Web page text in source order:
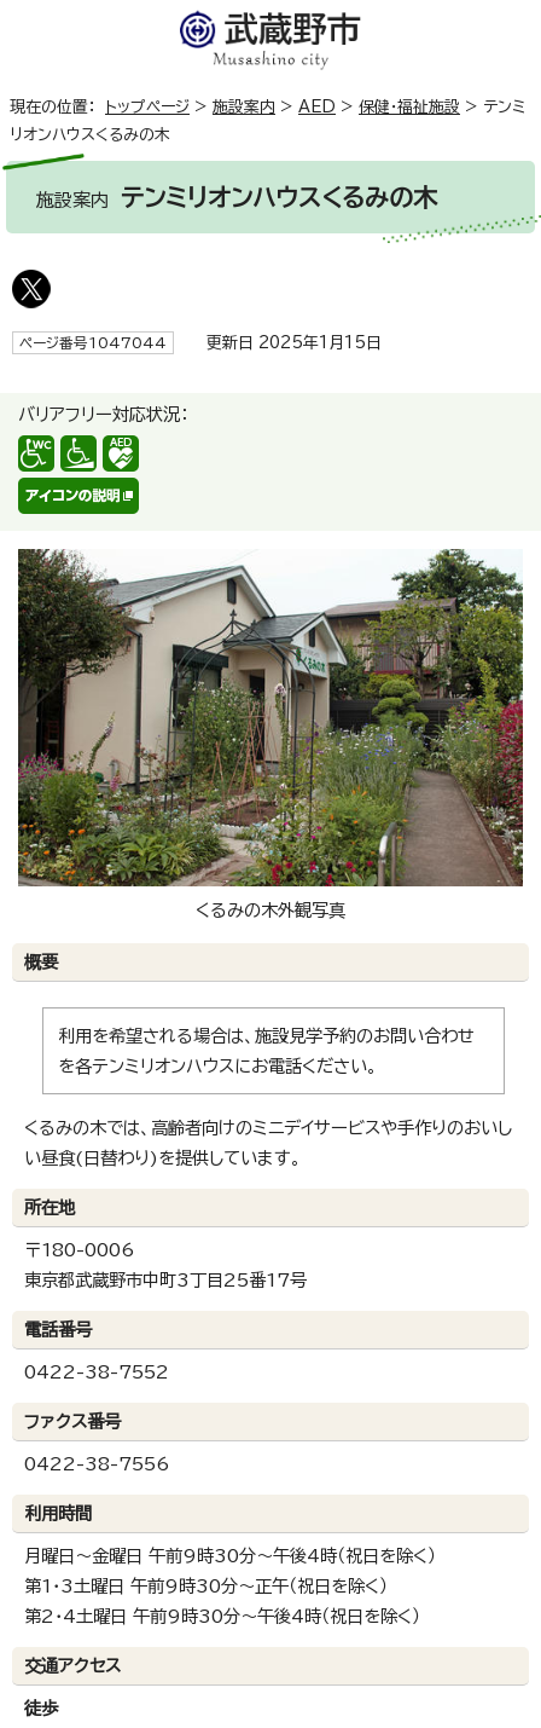
現在の位置： トップページ > 施設案内 > AED > 保健・福祉施設 > テンミ
リオンハウスくるみの木
施設案内 テンミリオンハウスくるみの木
ページ番号1047044 更新日 2025年1月15日
バリアフリー対応状況：
くるみの木外観写真
概要
利用を希望される場合は、施設見学予約のお問い合わせ
を各テンミリオンハウスにお電話ください。
くるみの木では、高齢者向けのミニデイサービスや手作りのおいし
い昼食(日替わり)を提供しています。
所在地
〒180-0006
東京都武蔵野市中町3丁目25番17号
電話番号
0422-38-7552
ファクス番号
0422-38-7556
利用時間
月曜日～金曜日 午前9時30分～午後4時（祝日を除く）
第1・3土曜日 午前9時30分～正午（祝日を除く）
第2・4土曜日 午前9時30分～午後4時（祝日を除く）
交通アクセス
徒歩